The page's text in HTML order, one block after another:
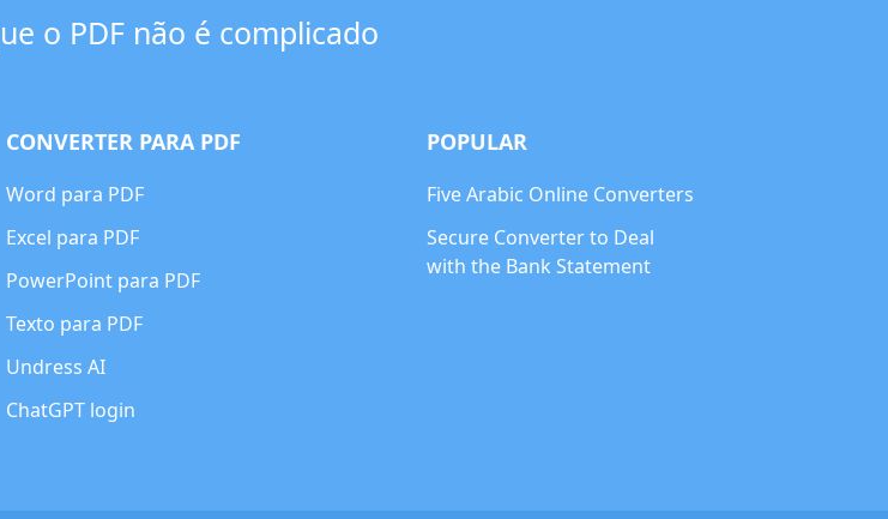
o PDF não é complicado
CONVERTER PARA PDF
Word para PDF
Excel para PDF
PowerPoint para PDF
Texto para PDF
Undress AI
ChatGPT login
POPULAR
Five Arabic Online Converters
Secure Converter to Deal
with the Bank Statement